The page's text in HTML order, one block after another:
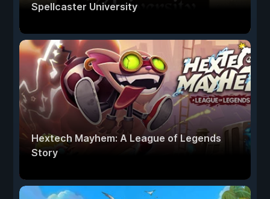
Spellcaster University
Hextech Mayhem: A League of Legends
Story